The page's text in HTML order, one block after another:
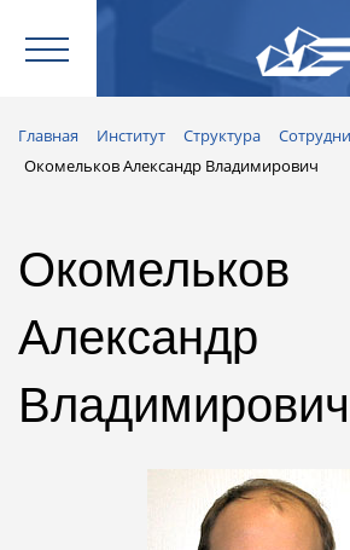
Главная Институт Структура
Окомельков Александр Владимирович
Окомельков
Александр
Владимирович